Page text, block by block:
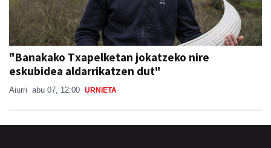
"Banakako Txapelketan jokatzeko nire
eskubidea aldarrikatzen dut"
Aiurri abu 07, 12:00 URNIETA